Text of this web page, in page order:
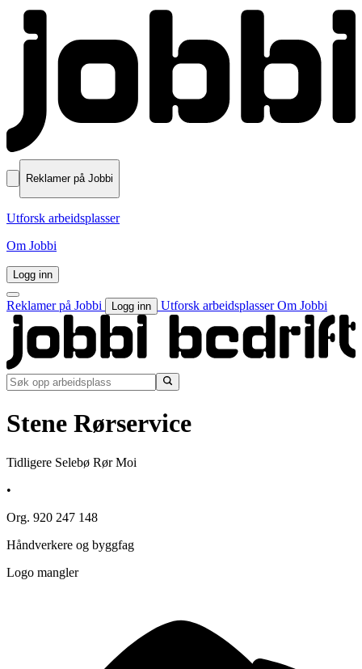
Reklamer på Jobbi
Utforsk arbeidsplasser
Om Jobbi
Logg inn
Reklamer på Jobbi Logg inn Utforsk arbeidsplasserOm Jobbi
Stene Rørservice
Tidligere Selebø Rør Moi
•
Org. 920 247 148
Håndverkere og byggfag
Logo mangler